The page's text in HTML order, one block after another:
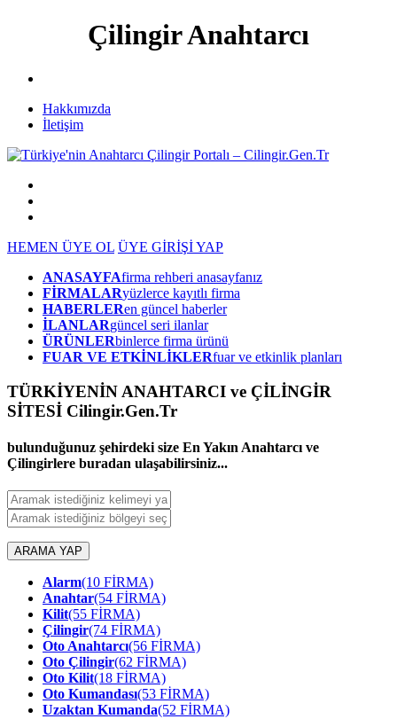
Çilingir Anahtarcı
Hakkımızda
İletişim
HEMEN ÜYE OL ÜYE GİRİŞİ YAP
ANASAYFAfirma rehberi anasayfanız
FİRMALARyüzlerce kayıtlı firma
HABERLERen güncel haberler
İLANLARgüncel seri ilanlar
ÜRÜNLERbinlerce firma ürünü
FUAR VE ETKİNLİKLERfuar ve etkinlik planları
TÜRKİYENİN ANAHTARCI ve ÇİLİNGİR
SİTESİ Cilingir.Gen.Tr
bulunduğunuz şehirdeki size En Yakın Anahtarcı ve
Çilingirlere buradan ulaşabilirsiniz...
ARAMA YAP
Alarm(10 FİRMA)
Anahtar(54 FİRMA)
Kilit(55 FİRMA)
Çilingir(74 FİRMA)
Oto Anahtarcı(56 FİRMA)
Oto Çilingir(62 FİRMA)
Oto Kilit(18 FİRMA)
Oto Kumandası(53 FİRMA)
Uzaktan Kumanda(52 FİRMA)